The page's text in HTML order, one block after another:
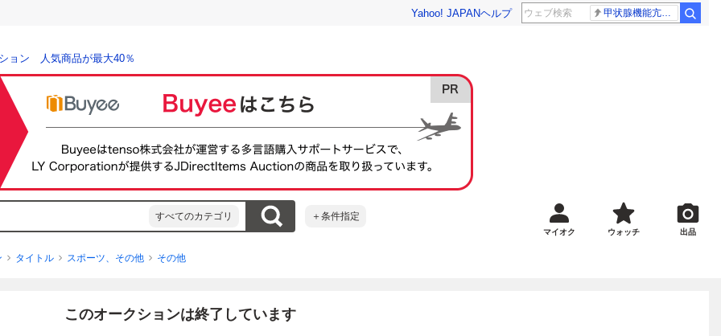
Yahoo! JAPANヘルプ 甲状腺機能亢進症
ョン 人気商品が最大40％
すべてのカテゴリ ＋条件指定
マイオク ウォッチ 出品
タイトル スポーツ、その他 その他
このオークションは終了しています